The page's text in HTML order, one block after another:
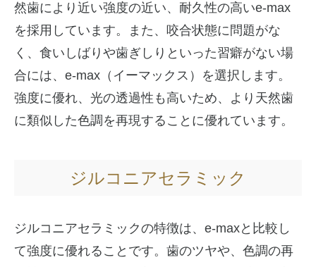
然歯により近い強度の近い、耐久性の高いe-max
を採用しています。また、咬合状態に問題がな
く、食いしばりや歯ぎしりといった習癖がない場
合には、e-max（イーマックス）を選択します。
強度に優れ、光の透過性も高いため、より天然歯
に類似した色調を再現することに優れています。
ジルコニアセラミック
ジルコニアセラミックの特徴は、e-maxと比較し
て強度に優れることです。歯のツヤや、色調の再